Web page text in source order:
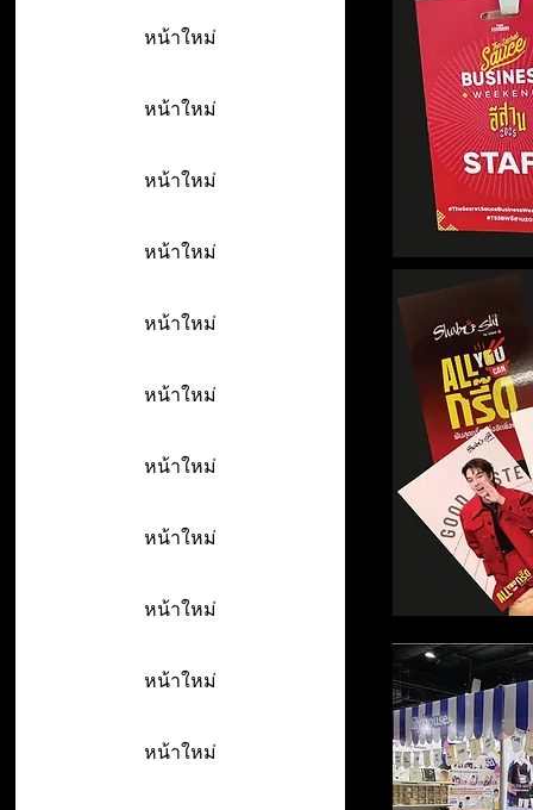
หน้าใหม่
หน้าใหม่
หน้าใหม่
หน้าใหม่
หน้าใหม่
หน้าใหม่
หน้าใหม่
หน้าใหม่
หน้าใหม่
หน้าใหม่
หน้าใหม่